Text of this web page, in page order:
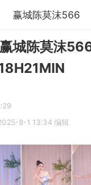
赢城陈莫沫566
赢城陈莫沫
8-1 13:34 编辑